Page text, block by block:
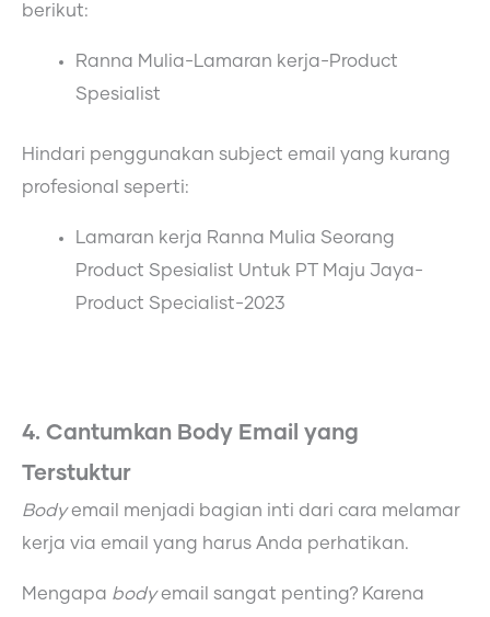
berikut:
Ranna Mulia-Lamaran kerja-Product
Spesialist
Hindari penggunakan subject email yang kurang
profesional seperti:
Lamaran kerja Ranna Mulia Seorang
Product Spesialist Untuk PT Maju Jaya-
Product Specialist-2023
4. Cantumkan Body Email yang
Terstuktur
Bodyemail menjadi bagian inti dari cara melamar
kerja via email yang harus Anda perhatikan.
Mengapa bodyemail sangat penting? Karena